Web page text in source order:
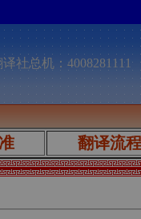
译社总机：
翻译流程